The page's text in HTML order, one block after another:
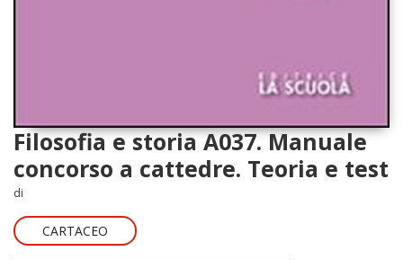
Filosofia e storia A037. Manuale
concorso a cattedre. Teoria e test
di
CARTACEO